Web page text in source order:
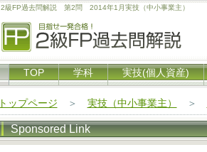
2級FP過去問解説 第2問 2014年1月実技（中小事業主）
TOP 学科 実技(個人資産)
トップページ ＞ 実技（中小事業主） ＞
Sponsored Link